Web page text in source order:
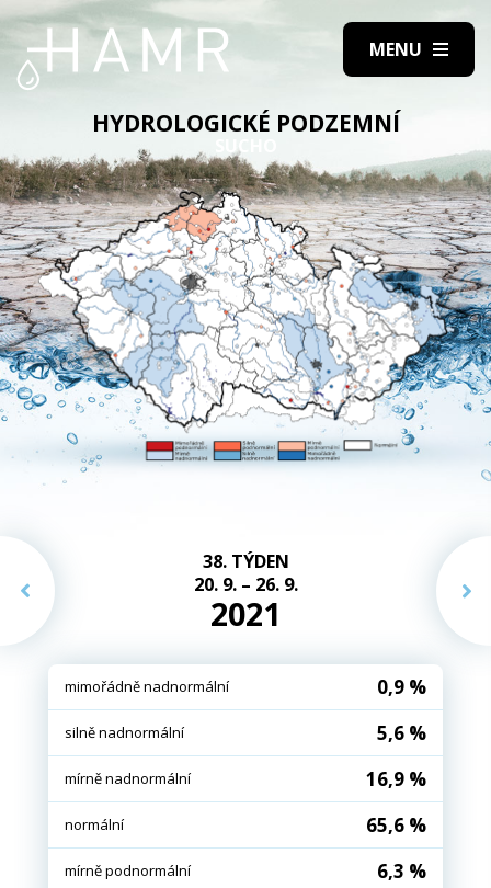
HYDROLOGICKÉ PODZEMNÍ
SUCHO
38. TÝDEN
20. 9. – 26. 9.
2021
mimořádně nadnormální 0,9 %
silně nadnormální 5,6 %
mírně nadnormální 16,9 %
normální 65,6 %
mírně podnormální 6,3 %